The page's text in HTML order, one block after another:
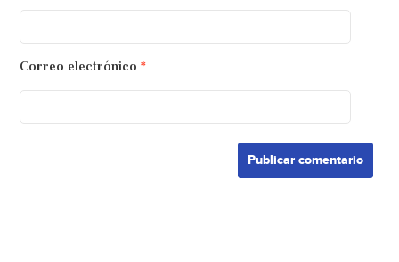
Correo electrónico *